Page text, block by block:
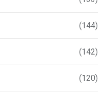
(144)
(142)
(120)